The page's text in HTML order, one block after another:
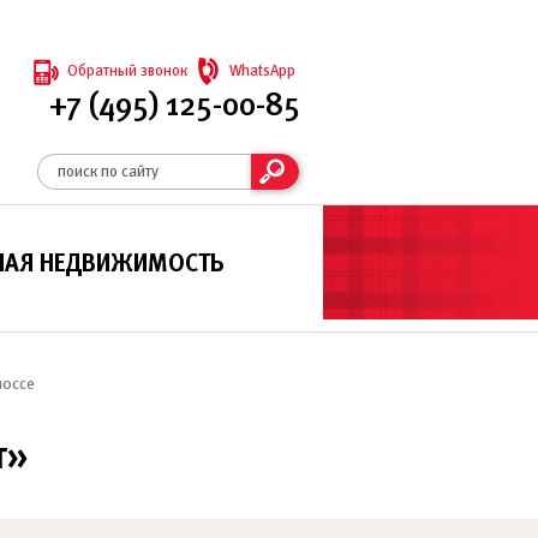
Обратный звонок WhatsApp
+7 (495) 125-00-85
НЕДВИЖИМОСТЬ